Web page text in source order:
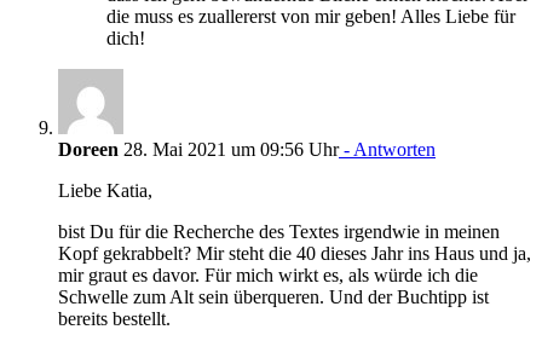
die muss es zuallererst von mir geben! Alles Liebe für
dich!
Doreen 28. Mai 2021 um 09:56 Uhr- Antworten
Liebe Katia,
bist Du für die Recherche des Textes irgendwie in meinen
Kopf gekrabbelt? Mir steht die 40 dieses Jahr ins Haus und ja,
mir graut es davor. Für mich wirkt es, als würde ich die
Schwelle zum Alt sein überqueren. Und der Buchtipp ist
bereits bestellt.